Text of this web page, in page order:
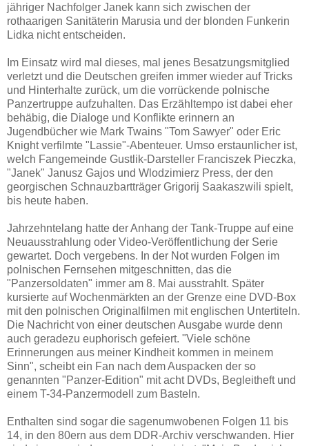
jähriger Nachfolger Janek kann sich zwischen der
rothaarigen Sanitäterin Marusia und der blonden Funkerin
Lidka nicht entscheiden.
Im Einsatz wird mal dieses, mal jenes Besatzungsmitglied
verletzt und die Deutschen greifen immer wieder auf Tricks
und Hinterhalte zurück, um die vorrückende polnische
Panzertruppe aufzuhalten. Das Erzähltempo ist dabei eher
behäbig, die Dialoge und Konflikte erinnern an
Jugendbücher wie Mark Twains "Tom Sawyer" oder Eric
Knight verfilmte "Lassie"-Abenteuer. Umso erstaunlicher ist,
welch Fangemeinde Gustlik-Darsteller Franciszek Pieczka,
"Janek" Janusz Gajos und Wlodzimierz Press, der den
georgischen Schnauzbartträger Grigorij Saakaszwili spielt,
bis heute haben.
Jahrzehntelang hatte der Anhang der Tank-Truppe auf eine
Neuausstrahlung oder Video-Veröffentlichung der Serie
gewartet. Doch vergebens. In der Not wurden Folgen im
polnischen Fernsehen mitgeschnitten, das die
"Panzersoldaten" immer am 8. Mai ausstrahlt. Später
kursierte auf Wochenmärkten an der Grenze eine DVD-Box
mit den polnischen Originalfilmen mit englischen Untertiteln.
Die Nachricht von einer deutschen Ausgabe wurde denn
auch geradezu euphorisch gefeiert. "Viele schöne
Erinnerungen aus meiner Kindheit kommen in meinem
Sinn", scheibt ein Fan nach dem Auspacken der so
genannten "Panzer-Edition" mit acht DVDs, Begleitheft und
einem T-34-Panzermodell zum Basteln.
Enthalten sind sogar die sagenumwobenen Folgen 11 bis
14, in den 80ern aus dem DDR-Archiv verschwanden. Hier